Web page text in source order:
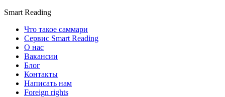
Smart Reading
Что такое саммари
Сервис Smart Reading
О нас
Вакансии
Блог
Контакты
Написать нам
Foreign rights